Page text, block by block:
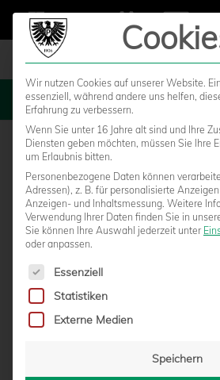
MENU
"BRUTALE ABWEHRFEHLER"
MÜNCHEN
Wir nutzen Cookies auf unserer Website.
essenziell, während andere uns helfen,
Erfahrung zu verbessern.
Wenn Sie unter 16 Jahre alt sind und Ihre
Diensten geben möchten, müssen Sie Ihre
um Erlaubnis bitten.
Personenbezogene Daten können
Adressen), z. B. für personalisierte
Anzeigen- und Inhaltsmessung. Weitere
Verwendung Ihrer Daten finden Sie in
Sie können Ihre Auswahl jederzeit unter
oder anpassen.
Es folgt eine Liste der Service-
Essenziell
Statistiken
Externe Medien
Speichern